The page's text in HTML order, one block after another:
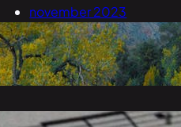
november 2023
september 2023